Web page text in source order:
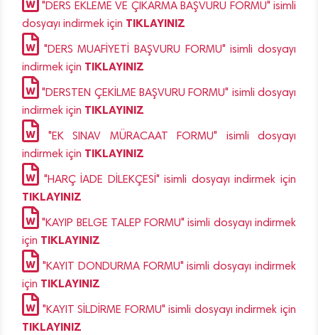
"DERS EKLEME VE ÇIKARMA BAŞVURU FORMU" isimli
dosyayı indirmek için TIKLAYINIZ
"DERS MUAFİYETİ BAŞVURU FORMU" isimli dosyayı
indirmek için TIKLAYINIZ
"DERSTEN ÇEKİLME BAŞVURU FORMU" isimli dosyayı
indirmek için TIKLAYINIZ
"EK SINAV MÜRACAAT FORMU" isimli dosyayı
indirmek için TIKLAYINIZ
"HARÇ İADE DİLEKÇESİ" isimli dosyayı indirmek için
TIKLAYINIZ
"KAYIP BELGE TALEP FORMU" isimli dosyayı indirmek
için TIKLAYINIZ
"KAYIT DONDURMA FORMU" isimli dosyayı indirmek
için TIKLAYINIZ
"KAYIT SİLDİRME FORMU" isimli dosyayı indirmek için
TIKLAYINIZ